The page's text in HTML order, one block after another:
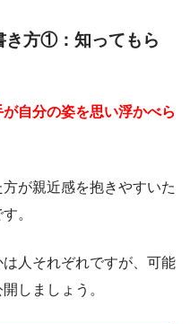
き方①：知ってもら
が自分の姿を思い浮かべら
が親近感を抱きやすいた
。
人それぞれですが、可能
しましょう。